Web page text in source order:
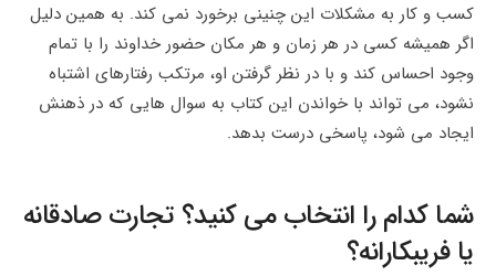
کسب و کار به مشکلات این چنینی برخورد نمی کند. به همین دلیل
اگر همیشه کسی در هر زمان و هر مکان حضور خداوند را با تمام
وجود احساس کند و با در نظر گرفتن او، مرتکب رفتارهای اشتباه
نشود، می تواند با خواندن این کتاب به سوال هایی که در ذهنش
ایجاد می شود، پاسخی درست بدهد.
شما کدام را انتخاب می کنید؟ تجارت صادقانه
یا فریبکارانه؟